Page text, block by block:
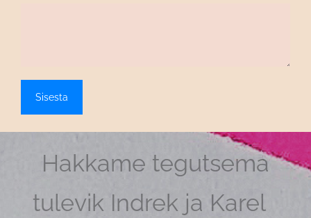
Hakkame tegutsema
tulevik Indrek ja Karel